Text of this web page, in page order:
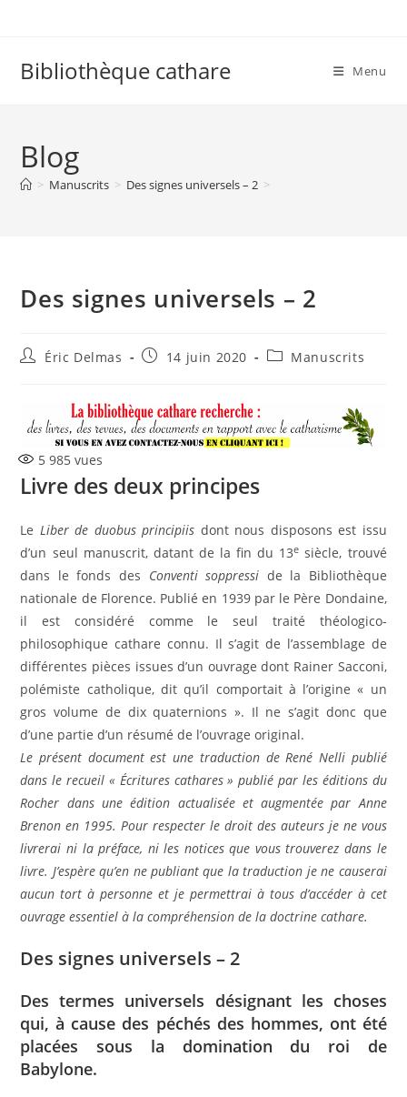
Bibliothèque cathare Menu
Blog
> Manuscrits > Des signes universels – 2 >
Des signes universels – 2
Auteur/autrice
publication :
Éric Delmas
Publication
14 juin 2020
PostManuscrits
5 985 vues
Livre des deux principes
Le Liber de duobus principiis dont nous disposons est issu
d’un seul manuscrit, datant de la fin du 13e siècle, trouvé
dans le fonds des Conventi soppressi de la Bibliothèque
nationale de Florence. Publié en 1939 par le Père Dondaine,
il est considéré comme le seul traité théologico-
philosophique cathare connu. Il s’agit de l’assemblage de
différentes pièces issues d’un ouvrage dont Rainer Sacconi,
polémiste catholique, dit qu’il comportait à l’origine « un
gros volume de dix quaternions ». Il ne s’agit donc que
d’une partie d’un résumé de l’ouvrage original.
Le présent document est une traduction de René Nelli publié
dans le recueil « Écritures cathares » publié par les éditions du
Rocher dans une édition actualisée et augmentée par Anne
Brenon en 1995. Pour respecter le droit des auteurs je ne vous
livrerai ni la préface, ni les notices que vous trouverez dans le
livre. J’espère qu’en ne publiant que la traduction je ne causerai
aucun tort à personne et je permettrai à tous d’accéder à cet
ouvrage essentiel à la compréhension de la doctrine cathare.
Des signes universels – 2
Des termes universels désignant les choses
qui, à cause des péchés des hommes, ont été
placées sous la domination du roi de
Babylone.